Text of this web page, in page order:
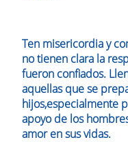
Ten misericordia y
no tienen clara la
fueron confiados.
aquellas que se
hijos,especialmente
apoyo de los
amor en sus vidas.